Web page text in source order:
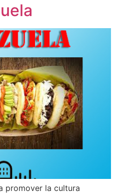
promover la cultura